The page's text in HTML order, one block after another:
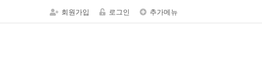
회원가입 로그인 추가메뉴